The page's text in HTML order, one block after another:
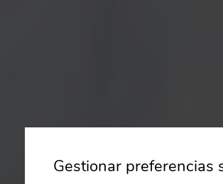
Gestionar preferencias